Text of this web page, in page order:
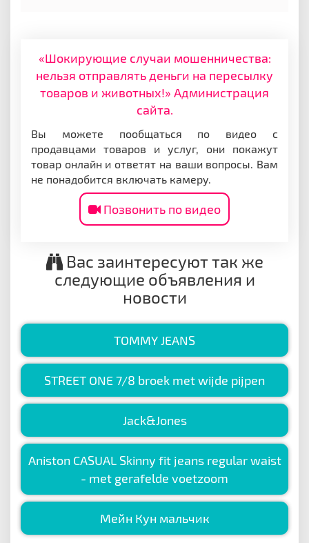
«Шокирующие случаи мошенничества:
нельзя отправлять деньги на пересылку
товаров и животных!» Администрация
сайта.
Вы можете пообщаться по видео с
продавцами товаров и услуг, они покажут
товар онлайн и ответят на ваши вопросы. Вам
не понадобится включать камеру.
Позвонить по видео
Вас заинтересуют так же
следующие объявления и
новости
TOMMY JEANS
STREET ONE 7/8 broek met wijde pijpen
Jack&Jones
Aniston CASUAL Skinny fit jeans regular waist
- met gerafelde voetzoom
Мейн Кун мальчик